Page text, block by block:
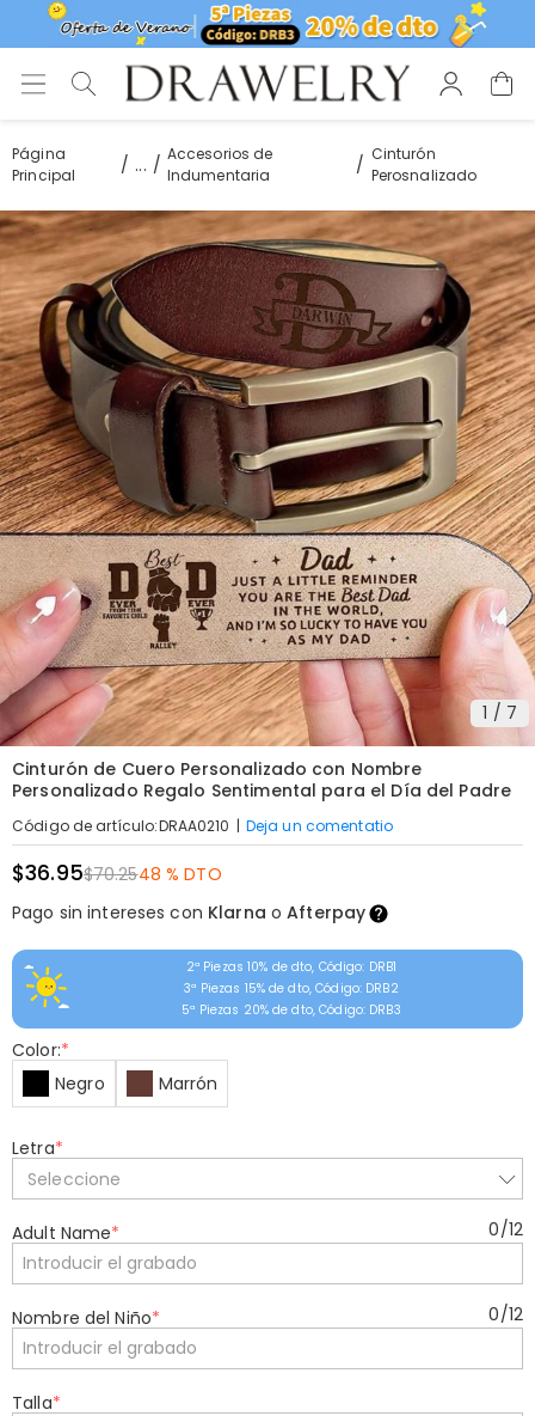
Página
Principal
...
Accesorios de
Indumentaria
Cinturón
Perosnalizado
1 / 7
Cinturón de Cuero Personalizado con Nombre
Personalizado Regalo Sentimental para el Día del Padre
Código de artículo:DRAA0210 | Deja un comentatio
$36.95$70.2548 % DTO
Pago sin intereses con Klarna oAfterpay
2ª Piezas 10% de dto, Código: DRB1
3ª Piezas 15% de dto, Código: DRB2
5ª Piezas 20% de dto, Código: DRB3
Color:*
Negro
Marrón
Letra*
Seleccione
Adult Name* 0/12
Nombre del Niño* 0/12
Talla*